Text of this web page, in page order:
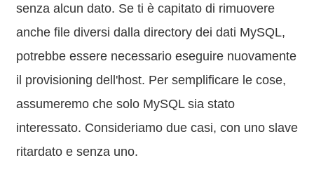
senza alcun dato. Se ti è capitato di rimuovere
anche file diversi dalla directory dei dati MySQL,
potrebbe essere necessario eseguire nuovamente
il provisioning dell'host. Per semplificare le cose,
assumeremo che solo MySQL sia stato
interessato. Consideriamo due casi, con uno slave
ritardato e senza uno.